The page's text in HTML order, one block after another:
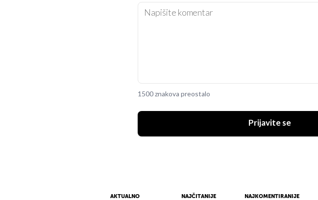
1500 znakova preostalo
Prijavite se
AKTUALNO NAJČITANIJE NAJKOMENTIRANIJE